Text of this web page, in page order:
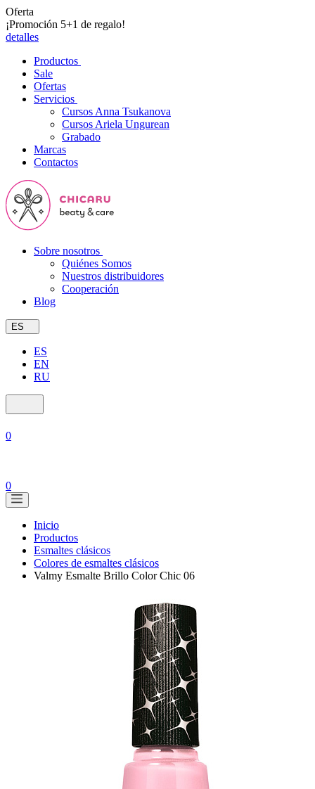
Oferta
¡Promoción 5+1 de regalo!
detalles
Productos
Sale
Ofertas
Servicios
Cursos Anna Tsukanova
Cursos Ariela Ungurean
Grabado
Marcas
Contactos
Sobre nosotros
Quiénes Somos
Nuestros distribuidores
Cooperación
Blog
ES
ES
EN
RU
0
0
Inicio
Productos
Esmaltes clásicos
Colores de esmaltes clásicos
Valmy Esmalte Brillo Color Chic 06